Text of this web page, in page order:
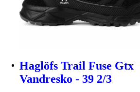
Haglöfs Trail Fuse Gtx
Vandresko - 39 2/3